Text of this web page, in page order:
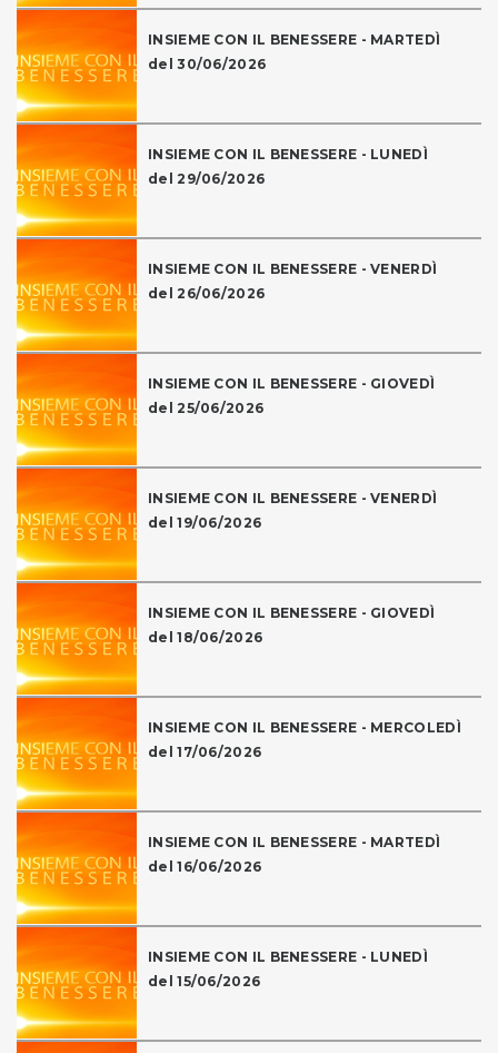
INSIEME CON IL BENESSERE - MARTEDÌ
del 30/06/2026
INSIEME CON IL BENESSERE - LUNEDÌ
del 29/06/2026
INSIEME CON IL BENESSERE - VENERDÌ
del 26/06/2026
INSIEME CON IL BENESSERE - GIOVEDÌ
del 25/06/2026
INSIEME CON IL BENESSERE - VENERDÌ
del 19/06/2026
INSIEME CON IL BENESSERE - GIOVEDÌ
del 18/06/2026
INSIEME CON IL BENESSERE - MERCOLEDÌ
del 17/06/2026
INSIEME CON IL BENESSERE - MARTEDÌ
del 16/06/2026
INSIEME CON IL BENESSERE - LUNEDÌ
del 15/06/2026